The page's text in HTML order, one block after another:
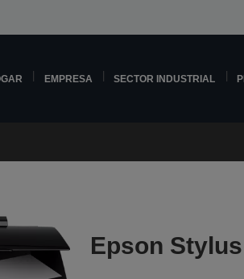
EMPRESA SECTOR INDUSTRIAL
Epson